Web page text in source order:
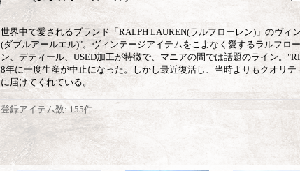
世界中で愛されるブランド「RALPH LAUREN(ラルフローレン)」のヴィ
(ダブルアールエル)"。ヴィンテージアイテムをこよなく愛するラルフロ
ン、デティール、USED加工が特徴で、マニアの間では話題のライン。
8年に一度生産が中止になった。しかし最近復活し、当時よりもクオリ
に届けてくれている。
登録アイテム数:155件